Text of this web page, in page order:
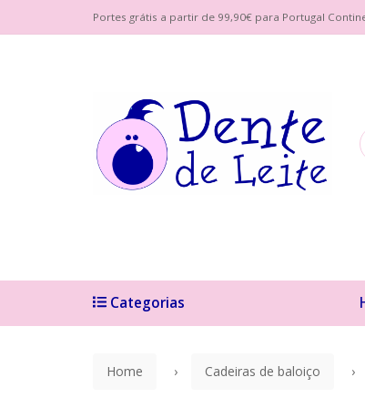
Portes grátis a partir de 99,90€ para Portugal
Categorias
Home Cadeiras de baloiço